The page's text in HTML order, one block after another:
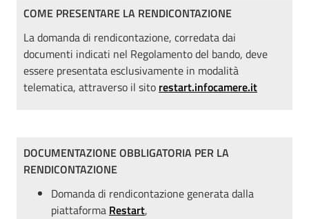
COME PRESENTARE LA RENDICONTAZIONE
La domanda di rendicontazione, corredata dai
documenti indicati nel Regolamento del bando, deve
essere presentata esclusivamente in modalità
telematica, attraverso il sito restart.infocamere.it
DOCUMENTAZIONE OBBLIGATORIA PER LA
RENDICONTAZIONE
Domanda di rendicontazione generata dalla
piattaforma Restart,